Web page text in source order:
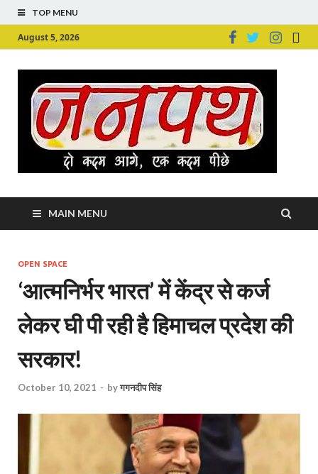
TOP MENU
August 5, 2026
MAIN MENU
OPEN SPACE
‘आत्मनिर्भर भारत’ में केंद्र से कर्ज
लेकर घी पी रही है हिमाचल प्रदेश की
सरकार!
October 10, 2021 - byगगनदीप सिंह